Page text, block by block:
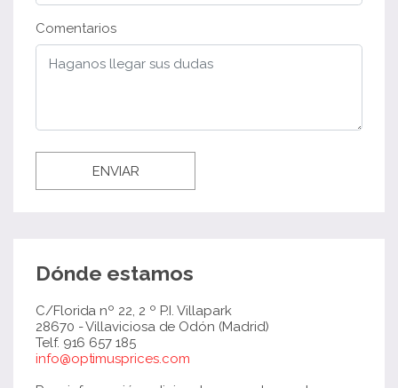
Comentarios
ENVIAR
Dónde estamos
C/Florida nº 22, 2 º P.I. Villapark
28670 - Villaviciosa de Odón (Madrid)
Telf. 916 657 185
info@optimusprices.com